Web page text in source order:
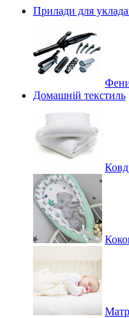
Прилади для
Домашній текстиль